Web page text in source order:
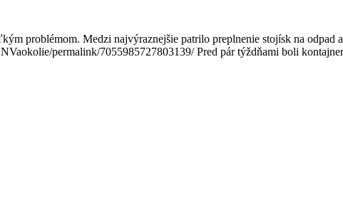
problémom. Medzi najvýraznejšie patrilo preplnenie stojísk na odpad
permalink/7055985727803139/ Pred pár týždňami boli